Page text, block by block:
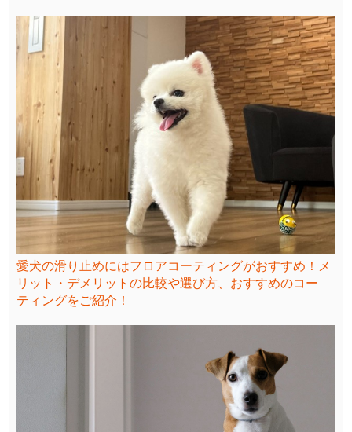
愛犬の滑り止めにはフロアコーティングがおすすめ！メ
リット・デメリットの比較や選び方、おすすめのコー
ティングをご紹介！